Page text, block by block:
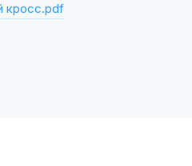
кросс.pdf